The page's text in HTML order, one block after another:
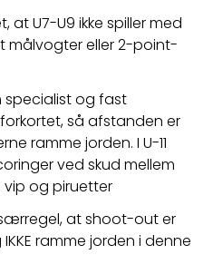
U7-U9 ikke spiller med
målvogter eller 2-point-
specialist og fast
så afstanden er
ramme jorden. I U-11
ved skud mellem
og piruetter
at shoot-out er
ramme jorden i denne